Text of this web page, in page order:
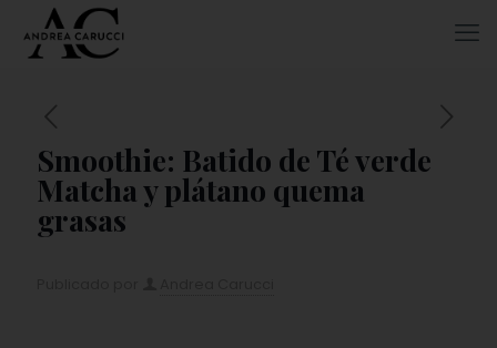
Smoothie: Batido de Té verde
Matcha y plátano quema
grasas